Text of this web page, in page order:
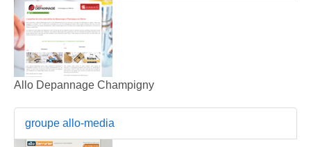
Allo Depannage Champigny
groupe allo-media